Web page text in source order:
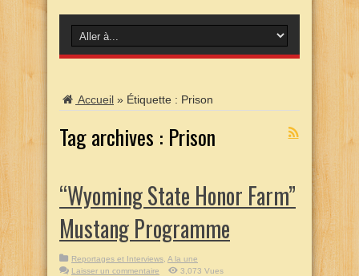
Accueil » Étiquette : Prison
Tag archives : Prison
“Wyoming State Honor Farm”
Mustang Programme
Reportages et Interviews A la une
Laisser un commentaire
3,073 Vues